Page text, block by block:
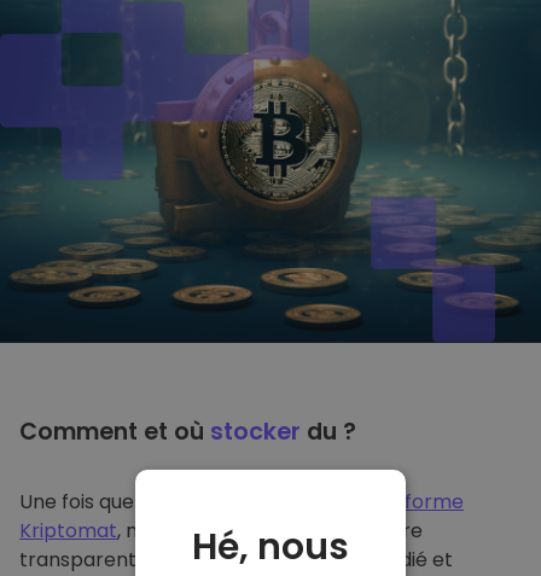
Comment et où stocker du ?
Une fois que vous achetez du sur
la plateforme
Kriptomat, nous le transférons de manière
transparente dans votre portefeuille dédié et
Hé, nous